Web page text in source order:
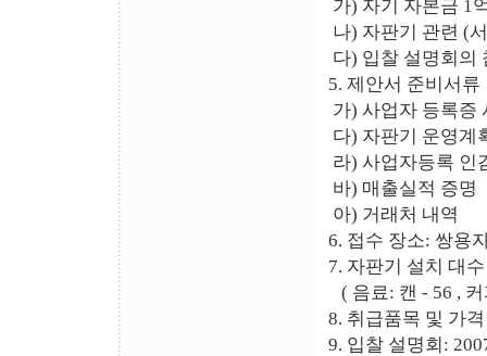
가) 자기 자본
나) 자판기 관련 (
다) 입찰 설명회의
5. 제안서 준비서류
가) 사업자 등록
다) 자판기 운영계
라) 사업자등록
바) 매출실적 증
아) 거래처 내역
6. 접수 장소: 쌍용
7. 자판기 설치 대수
( 음료: 캔 - 56 , 커
8. 취급품목 및 가
9. 입찰 설명회: